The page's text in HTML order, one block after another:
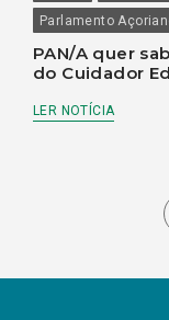
Parlamento
PAN/A quer
do Cuidador
LER NOTÍCIA